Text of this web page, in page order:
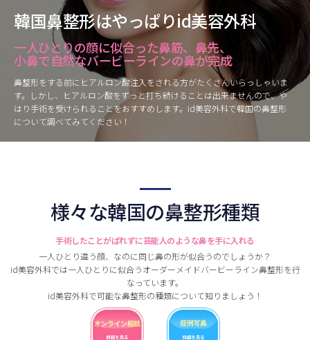
idリアルストーリー
idニュース
韓国鼻整形はやっぱりid美容外科
一人ひとりの顔に似合った鼻筋、鼻先、
小鼻で自然なバービーラインの鼻が完成
鼻整形をする前にヒアルロン酸注入をされる方がたくさんいらっしゃいま
す。しかし、ヒアルロン酸をずっと打ち続けることは出来ませんので、や
はり手術を受けられることをおすすめします。id美容外科で韓国の鼻整形
について調べてみてください！
様々な韓国の鼻整形種類
手術したことがばれずに芸能人のような鼻を手に入れる
一人ひとり違う顔、なのに同じ鼻の形が似合うのでしょうか？
id美容外科では一人ひとりに似合うオーダーメイドバービーライン鼻整形を行
なっています。
id美容外科で可能な鼻整形の種類について知りましょう！